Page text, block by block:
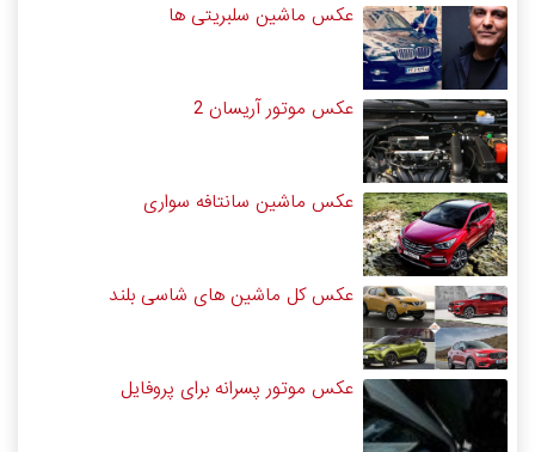
عکس ماشین سلبریتی ها
عکس موتور آریسان 2
عکس ماشین سانتافه سواری
عکس کل ماشین های شاسی بلند
عکس موتور پسرانه برای پروفایل